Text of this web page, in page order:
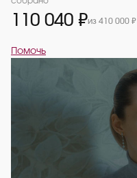
110 040 ₽из 410 000 ₽
Помочь